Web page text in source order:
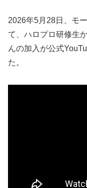
2026年5月28日、モ
て、ハロプロ研修生
んの加入が公式
た。